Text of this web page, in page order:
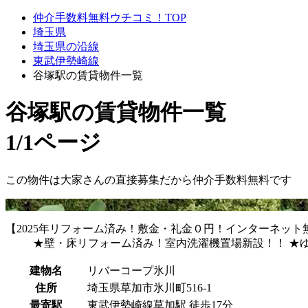
仲介手数料無料ウチコミ！TOP
埼玉県
埼玉県の沿線
東武伊勢崎線
谷塚駅の賃貸物件一覧
谷塚駅の賃貸物件一覧
1/1ページ
この物件は大家さんの直接募集だから仲介手数料無料です
【2025年リフォーム済み！敷金・礼金０円！インターネッ
★壁・床リフォーム済み！室内洗濯機置場新設！！ ★
建物名
リバーコープ氷川
住所
埼玉県草加市氷川町516-1
最寄駅
東武伊勢崎線草加駅 徒歩17分